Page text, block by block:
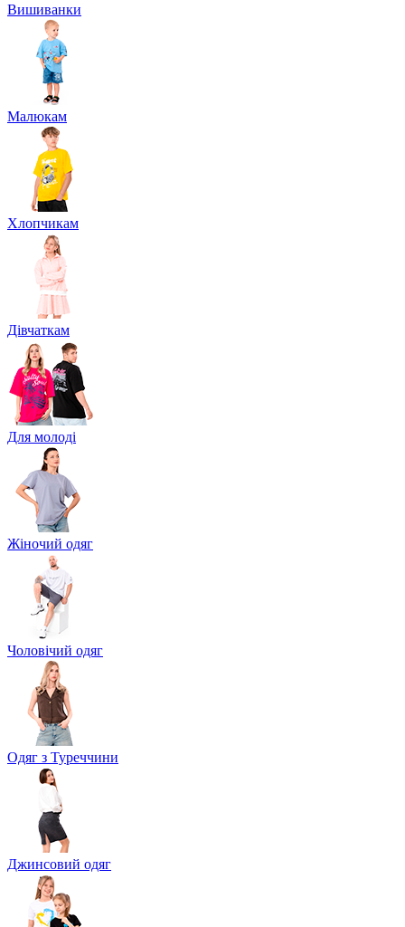
Вишиванки
Малюкам
Хлопчикам
Дівчаткам
Для молоді
Жіночий одяг
Чоловічий одяг
Одяг з Туреччини
Джинсовий одяг